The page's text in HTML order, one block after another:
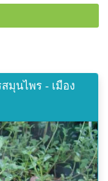
มุนไพร - เมือง